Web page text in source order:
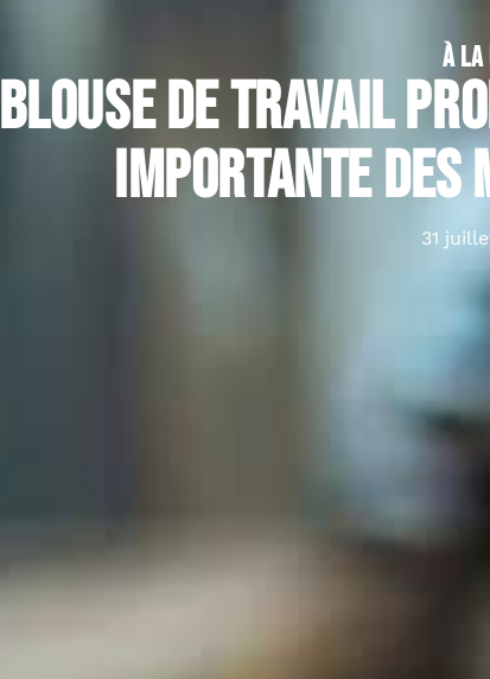
À LA
Blouse de travail
importante des
31